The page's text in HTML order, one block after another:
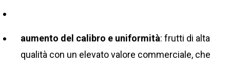
aumento del calibro e uniformità: frutti di alta
qualità con un elevato valore commerciale, che